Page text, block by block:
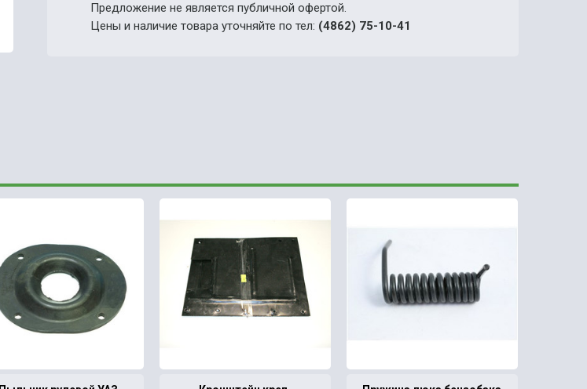
Предложение не является публичной офертой.
Цены и наличие товара уточняйте по тел: (4862) 75-10-41